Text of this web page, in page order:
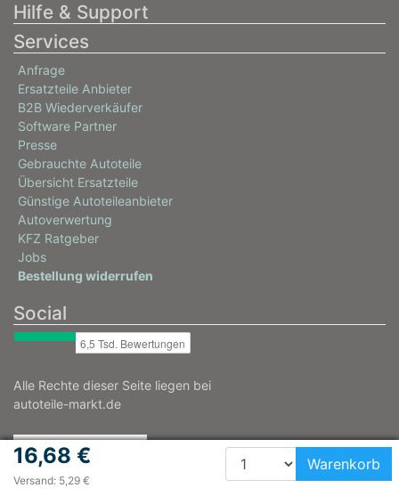
16,68 €
Versand: 5,29 €
Warenkorb
Hilfe & Support
Services
Anfrage
Ersatzteile Anbieter
B2B Wiederverkäufer
Software Partner
Presse
Gebrauchte Autoteile
Übersicht Ersatzteile
Günstige Autoteileanbieter
Autoverwertung
KFZ Ratgeber
Jobs
Bestellung widerrufen
Social
Alle Rechte dieser Seite liegen bei
autoteile-markt.de